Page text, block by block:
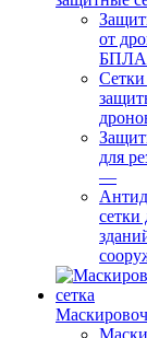
от
БПЛА
Сетки
для
—
сетки